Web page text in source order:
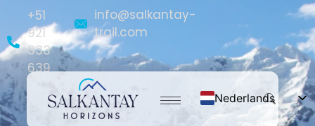
+51
921
333
639
info@salkantay-
trail.com
Nederlands